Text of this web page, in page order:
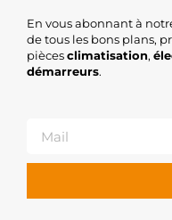
En vous abonnant à
de tous les bons plans,
piècesclimatisation,
démarreurs.